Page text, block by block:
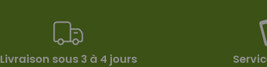
Livraison sous 3 à 4 jours